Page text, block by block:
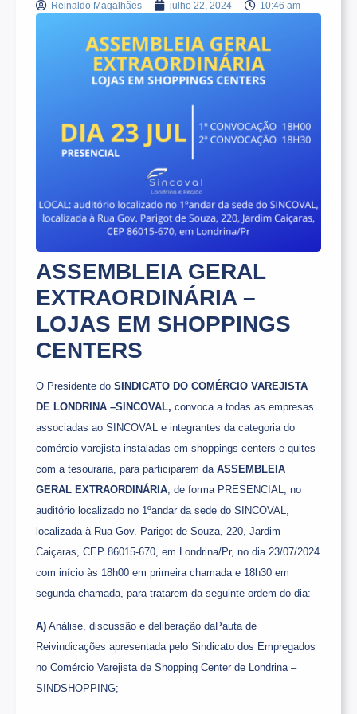
Reinaldo Magalhães julho 22, 2024 10:46 am
ASSEMBLEIA GERAL
EXTRAORDINÁRIA –
LOJAS EM SHOPPINGS
CENTERS
O Presidente do SINDICATO DO COMÉRCIO VAREJISTA
DE LONDRINA –SINCOVAL, convoca a todas as empresas
associadas ao SINCOVAL e integrantes da categoria do
comércio varejista instaladas em shoppings centers e quites
com a tesouraria, para participarem da ASSEMBLEIA
GERAL EXTRAORDINÁRIA, de forma PRESENCIAL, no
auditório localizado no 1ºandar da sede do SINCOVAL,
localizada à Rua Gov. Parigot de Souza, 220, Jardim
Caiçaras, CEP 86015-670, em Londrina/Pr, no dia 23/07/2024
com início às 18h00 em primeira chamada e 18h30 em
segunda chamada, para tratarem da seguinte ordem do dia:
A) Análise, discussão e deliberação daPauta de
Reivindicações apresentada pelo Sindicato dos Empregados
no Comércio Varejista de Shopping Center de Londrina –
SINDSHOPPING;